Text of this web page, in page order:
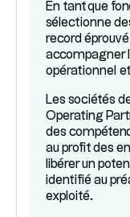
En tant que
sélectionne
record
accompagner
opérationnel
Les sociétés
Operating
des
au profit des
libérer un
identifié au
exploité.